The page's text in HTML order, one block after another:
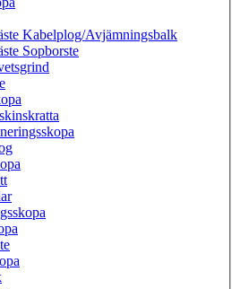
Kabel­­plog/­Avjämnings­­balk
Sop­borste